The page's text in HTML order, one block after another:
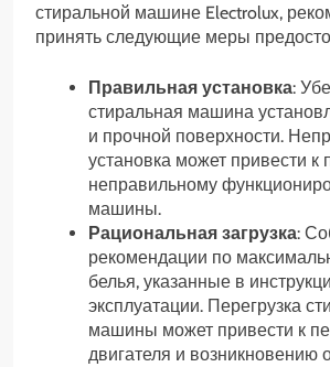
стиральной машине Electrolux,
принять следующие меры
Правильная установка:
стиральная машина
и прочной поверхности.
установка может привести к
неправильному
машины.
Рациональная загрузка:
рекомендации по
белья, указанные в
эксплуатации. Перегрузка
машины может привести к
двигателя и возникновению